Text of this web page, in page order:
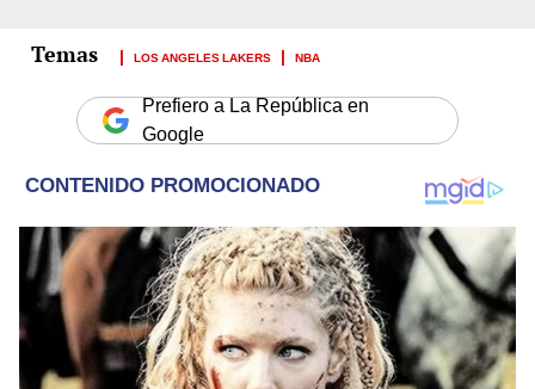
LOS ANGELES LAKERS NBA
Prefiero a La República en
Google